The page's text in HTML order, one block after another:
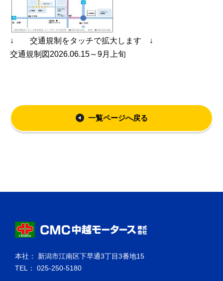
↓ 交通規制をタッチで拡大します ↓
交通規制図2026.06.15～9月上旬
一覧ページへ戻る
本社： 新潟市江南区下早通3丁目3番地15
TEL： 025-250-5180